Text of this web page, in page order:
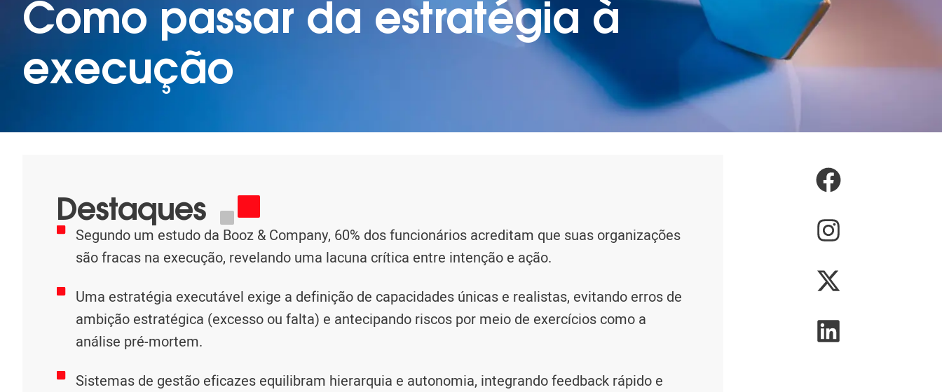
Como passar da estratégia à
execução
Destaques
Segundo um estudo da Booz & Company, 60% dos funcionários acreditam que suas organizações
são fracas na execução, revelando uma lacuna crítica entre intenção e ação.
Uma estratégia executável exige a definição de capacidades únicas e realistas, evitando erros de
ambição estratégica (excesso ou falta) e antecipando riscos por meio de exercícios como a
análise pré-mortem.
Sistemas de gestão eficazes equilibram hierarquia e autonomia, integrando feedback rápido e